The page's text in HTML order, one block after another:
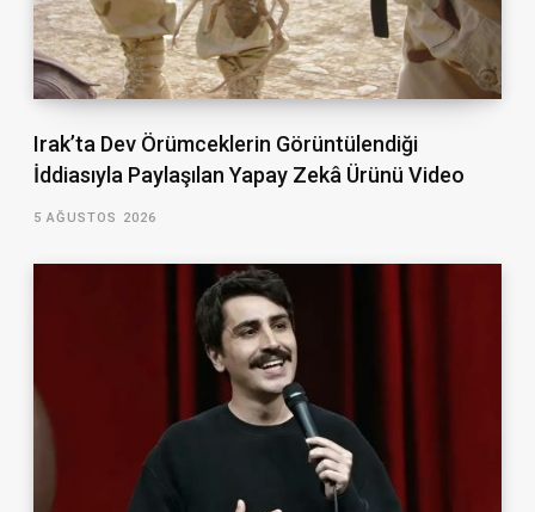
Irak’ta Dev Örümceklerin Görüntülendiği
İddiasıyla Paylaşılan Yapay Zekâ Ürünü Video
5 AĞUSTOS 2026